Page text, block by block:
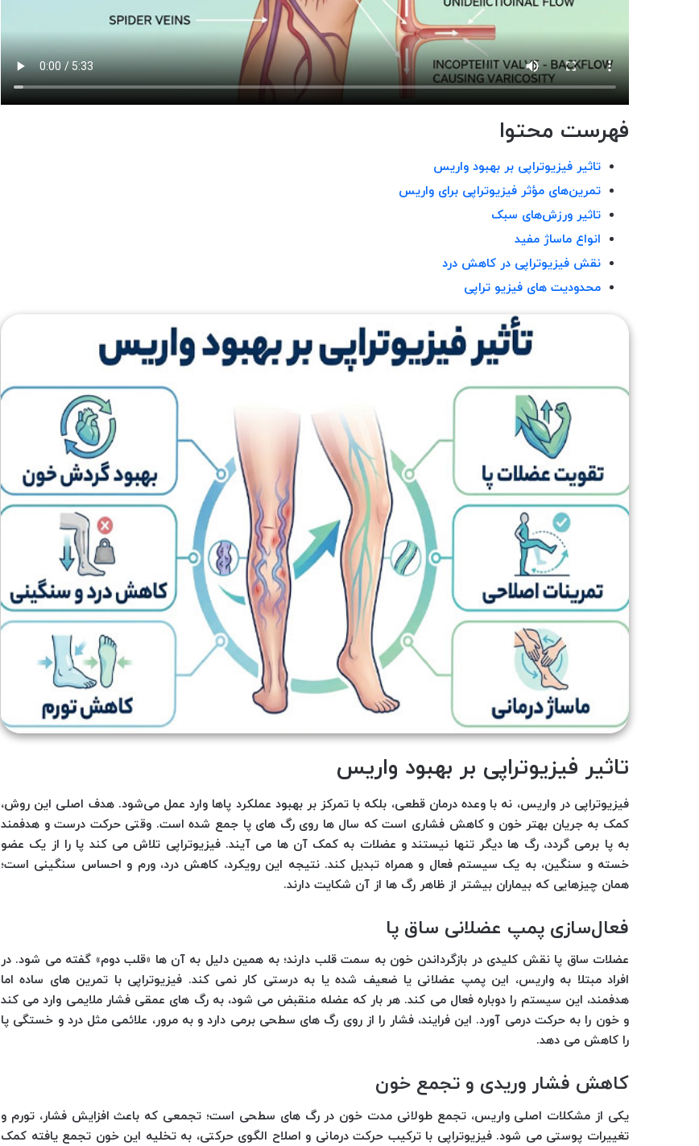
فهرست محتوا
تاثیر فیزیوتراپی بر بهبود واریس
تمرین‌های مؤثر فیزیوتراپی برای واریس
تاثیر ورزش‌های سبک
انواع ماساژ مفید
نقش فیزیوتراپی در کاهش درد
محدودیت های فیزیو تراپی
تاثیر فیزیوتراپی بر بهبود واریس
فیزیوتراپی در واریس، نه با وعده درمان قطعی، بلکه با تمرکز بر بهبود عملکرد پاها وارد عمل می‌شود. هدف اصلی این روش،
کمک به جریان بهتر خون و کاهش فشاری است که سال ها روی رگ های پا جمع شده است. وقتی حرکت درست و هدفمند
به پا برمی گردد، رگ ها دیگر تنها نیستند و عضلات به کمک آن ها می آیند. فیزیوتراپی تلاش می کند پا را از یک عضو
خسته و سنگین، به یک سیستم فعال و همراه تبدیل کند. نتیجه این رویکرد، کاهش درد، ورم و احساس سنگینی است؛
همان چیزهایی که بیماران بیشتر از ظاهر رگ ها از آن شکایت دارند.
فعال‌سازی پمپ عضلانی ساق پا
عضلات ساق پا نقش کلیدی در بازگرداندن خون به سمت قلب دارند؛ به همین دلیل به آن ها «قلب دوم» گفته می شود. در
افراد مبتلا به واریس، این پمپ عضلانی یا ضعیف شده یا به درستی کار نمی کند. فیزیوتراپی با تمرین های ساده اما
هدفمند، این سیستم را دوباره فعال می کند. هر بار که عضله منقبض می شود، به رگ های عمقی فشار ملایمی وارد می کند
و خون را به حرکت درمی آورد. این فرایند، فشار را از روی رگ های سطحی برمی دارد و به مرور، علائمی مثل درد و خستگی پا
را کاهش می دهد.
کاهش فشار وریدی و تجمع خون
یکی از مشکلات اصلی واریس، تجمع طولانی مدت خون در رگ های سطحی است؛ تجمعی که باعث افزایش فشار، تورم و
تغییرات پوستی می شود. فیزیوتراپی با ترکیب حرکت درمانی و اصلاح الگوی حرکتی، به تخلیه این خون تجمع یافته کمک